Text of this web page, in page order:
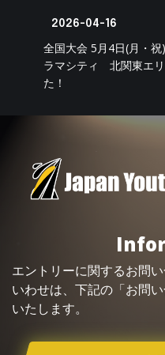
2026-04-16
全国大会 5月4日(月・
ラマシティ 北関東エ
た！
エントリーに関するお問い
いわせは、下記の「お問
いたします。